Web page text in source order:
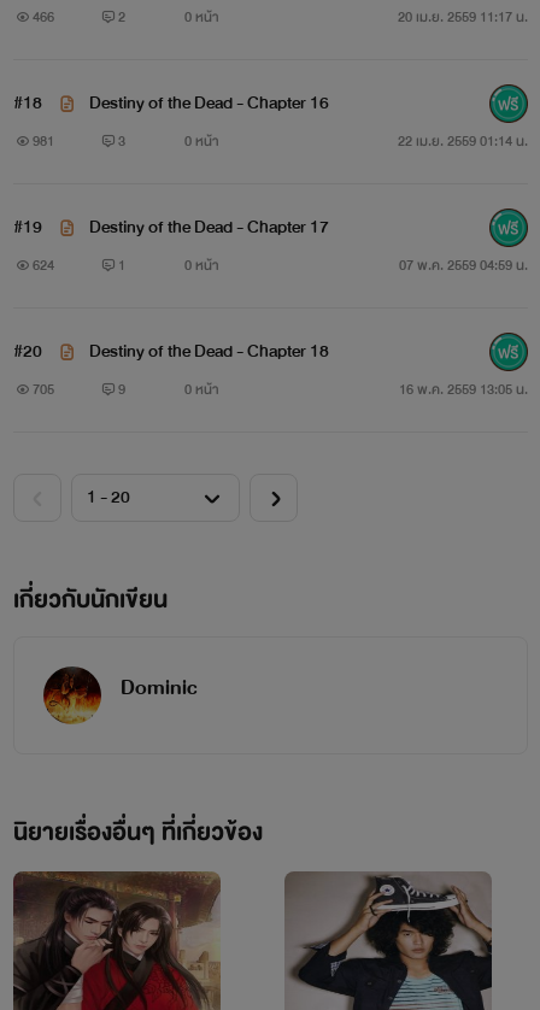
466 2 0 หน้า 20 เม.ย. 2559 11:17 น.
#18 Destiny of the Dead - Chapter 16
981 3 0 หน้า 22 เม.ย. 2559 01:14 น.
#19 Destiny of the Dead - Chapter 17
624 1 0 หน้า 07 พ.ค. 2559 04:59 น.
#20 Destiny of the Dead - Chapter 18
705 9 0 หน้า 16 พ.ค. 2559 13:05 น.
เกี่ยวกับนักเขียน
Dominic
นิยายเรื่องอื่นๆ ที่เกี่ยวข้อง